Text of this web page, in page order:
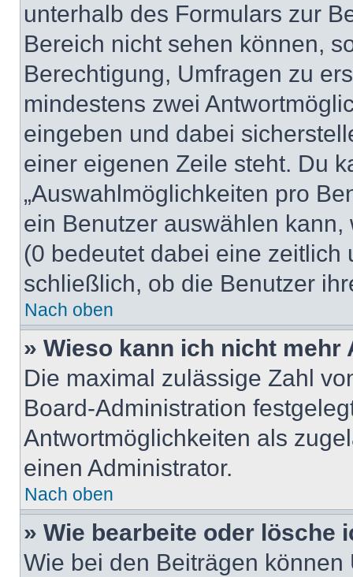
unterhalb des Formulars zur
Bereich nicht sehen können,
Berechtigung, Umfragen zu
mindestens zwei
eingeben und dabei
einer eigenen Zeile steht. Du
„Auswahlmöglichkeiten pro
ein Benutzer auswählen
(0 bedeutet dabei eine
schließlich, ob die Benutzer
Nach oben
» Wieso kann ich nicht
Die maximal zulässige Zahl
Board-Administration
Antwortmöglichkeiten als
einen Administrator.
Nach oben
» Wie bearbeite oder lösche
Wie bei den Beiträgen